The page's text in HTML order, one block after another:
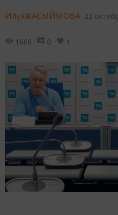
Илүзә КАСЫЙМОВА, 22
1669 0 1